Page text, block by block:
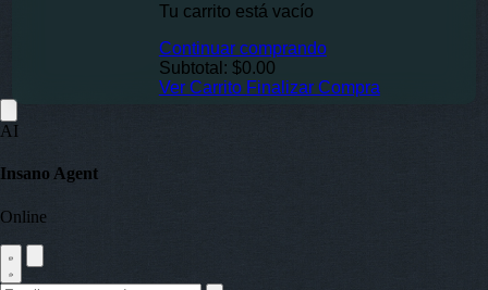
Tu carrito está vacío
Continuar comprando
Subtotal: $0.00
Ver Carrito Finalizar Compra
AI
Insano Agent
Online